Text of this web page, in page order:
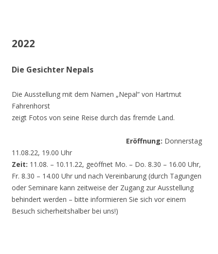
2022
Die Gesichter Nepals
Die Ausstellung mit dem Namen „Nepal“ von Hartmut
Fahrenhorst
zeigt Fotos von seine Reise durch das fremde Land.
Eröffnung: Donnerstag
11.08.22, 19.00 Uhr
Zeit: 11.08. – 10.11.22, geöffnet Mo. – Do. 8.30 – 16.00 Uhr,
Fr. 8.30 – 14.00 Uhr und nach Vereinbarung (durch Tagungen
oder Seminare kann zeitweise der Zugang zur Ausstellung
behindert werden – bitte informieren Sie sich vor einem
Besuch sicherheitshalber bei uns!)